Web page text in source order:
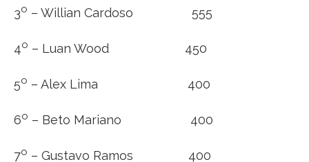
3o – Willian Cardoso 555
4o – Luan Wood 450
5o – Alex Lima 400
6o – Beto Mariano 400
7o – Gustavo Ramos 400